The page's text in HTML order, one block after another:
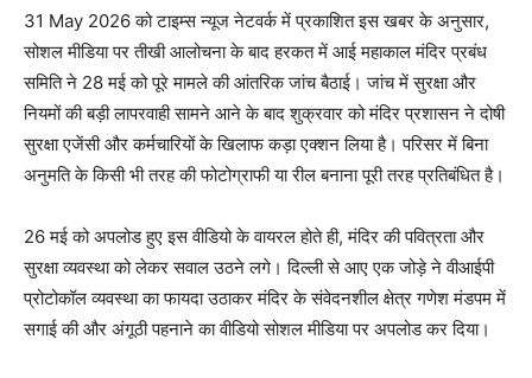
31 May 2026 को टाइम्स न्यूज नेटवर्क में प्रकाशित इस खबर के अनुसार,
सोशल मीडिया पर तीखी आलोचना के बाद हरकत में आई महाकाल मंदिर प्रबंध
समिति ने 28 मई को पूरे मामले की आंतरिक जांच बैठाई। जांच में सुरक्षा और
नियमों की बड़ी लापरवाही सामने आने के बाद शुक्रवार को मंदिर प्रशासन ने दोषी
सुरक्षा एजेंसी और कर्मचारियों के खिलाफ कड़ा एक्शन लिया है। परिसर में बिना
अनुमति के किसी भी तरह की फोटोग्राफी या रील बनाना पूरी तरह प्रतिबंधित है।
26 मई को अपलोड हुए इस वीडियो के वायरल होते ही, मंदिर की पवित्रता और
सुरक्षा व्यवस्था को लेकर सवाल उठने लगे। दिल्ली से आए एक जोड़े ने वीआईपी
प्रोटोकॉल व्यवस्था का फायदा उठाकर मंदिर के संवेदनशील क्षेत्र गणेश मंडपम में
सगाई की और अंगूठी पहनाने का वीडियो सोशल मीडिया पर अपलोड कर दिया।